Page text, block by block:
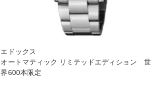
エドックス
オートマティック リミテッドエディション 世
界600本限定